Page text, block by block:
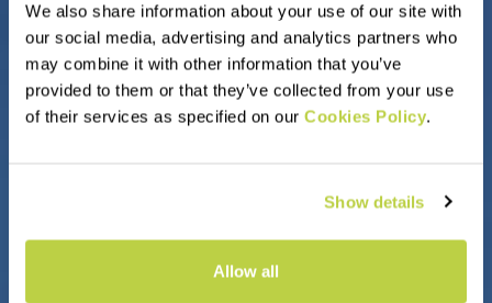
We also share information about your use of our site with
our social media, advertising and analytics partners who
may combine it with other information that you’ve
provided to them or that they’ve collected from your use
of their services as specified on our Cookies Policy.
Show details
Allow all